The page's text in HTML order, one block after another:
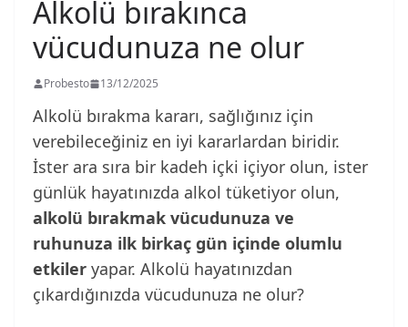
Alkolü bırakınca
vücudunuza ne olur
Probesto 13/12/2025
Alkolü bırakma kararı, sağlığınız için
verebileceğiniz en iyi kararlardan biridir.
İster ara sıra bir kadeh içki içiyor olun, ister
günlük hayatınızda alkol tüketiyor olun,
alkolü bırakmak vücudunuza ve
ruhunuza ilk birkaç gün içinde olumlu
etkiler yapar. Alkolü hayatınızdan
çıkardığınızda vücudunuza ne olur?